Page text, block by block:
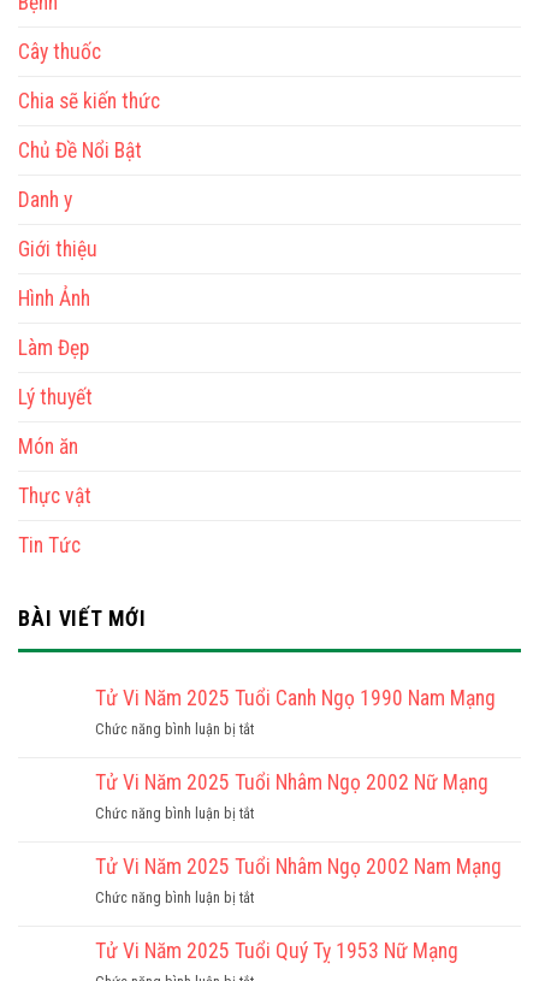
Cây thuốc
Chia sẽ kiến thức
Chủ Đề Nổi Bật
Danh y
Giới thiệu
Hình Ảnh
Làm Đẹp
Lý thuyết
Món ăn
Thực vật
Tin Tức
BÀI VIẾT MỚI
Tử Vi Năm 2025 Tuổi Canh Ngọ 1990 Nam Mạng
Chức năng bình luận bị tắtở
Vi
2025
Canh
Mạng
Tử Vi Năm 2025 Tuổi Nhâm Ngọ 2002 Nữ Mạng
Chức năng bình luận bị tắtở
Vi
2025
Nhâm
Tử Vi Năm 2025 Tuổi Nhâm Ngọ 2002 Nam Mạng
Chức năng bình luận bị tắtở
Vi
Tử Vi Năm 2025 Tuổi Quý Tỵ 1953 Nữ Mạng